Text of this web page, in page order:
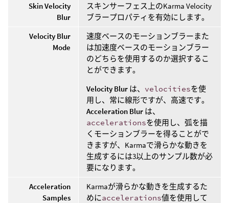
Skin Velocity
Blur
スキンサーフェス上のKarma Velocity
ブラープロパティを有効にします。
Velocity Blur
Mode
速度ベースのモーションブラーまた
は加速度ベースのモーションブラー
のどちらを使用するのか選択するこ
とができます。
Velocity Blur は、 velocitiesを使
用し、常に線形ですが、高速です。
Acceleration Blur は、
accelerationsを使用し、弧を描
くモーションブラーを得ることがで
きますが、Karmaで滑らかな動きを
生成するには3以上のサンプル数が必
要になります。
Acceleration
Samples
Karmaが滑らかな動きを生成するた
めにaccelerations値を使用して